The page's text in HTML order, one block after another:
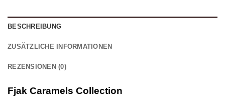
BESCHREIBUNG
ZUSÄTZLICHE INFORMATIONEN
REZENSIONEN (0)
Fjak Caramels Collection